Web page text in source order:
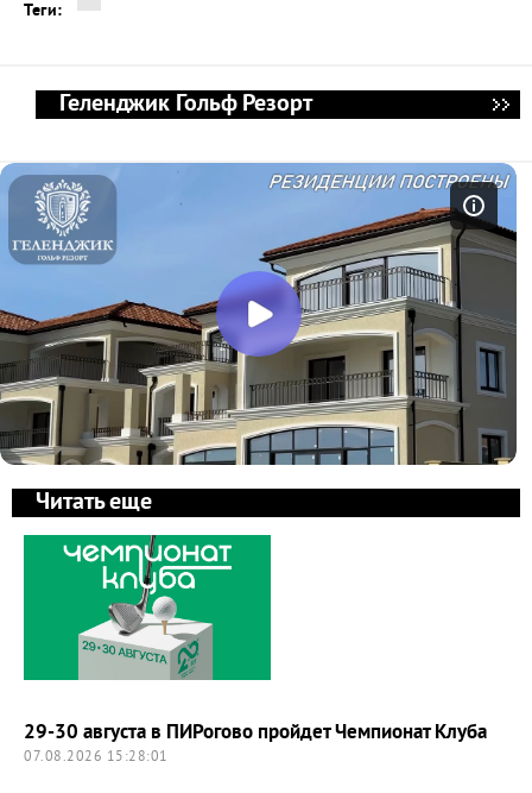
Теги:
Геленджик Гольф Резорт
Читать еще
29-30 августа в ПИРогово пройдет Чемпионат Клуба
07.08.2026 15:28:01